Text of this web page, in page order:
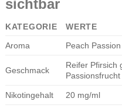
sichtbar
KATEGORIE
WERTE
Aroma
Peach
Geschmack
Reifer Pfirsich
Passionsfrucht
Nikotingehalt 20 mg/ml